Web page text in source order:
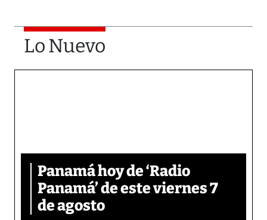
Lo Nuevo
Panamá hoy de ‘Radio
Panamá’ de este viernes 7
de agosto